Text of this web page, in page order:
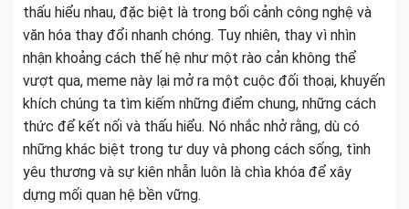
thấu hiểu nhau, đặc biệt là trong bối cảnh công nghệ và
văn hóa thay đổi nhanh chóng. Tuy nhiên, thay vì nhìn
nhận khoảng cách thế hệ như một rào cản không thể
vượt qua, meme này lại mở ra một cuộc đối thoại, khuyến
khích chúng ta tìm kiếm những điểm chung, những cách
thức để kết nối và thấu hiểu. Nó nhắc nhở rằng, dù có
những khác biệt trong tư duy và phong cách sống, tình
yêu thương và sự kiên nhẫn luôn là chìa khóa để xây
dựng mối quan hệ bền vững.